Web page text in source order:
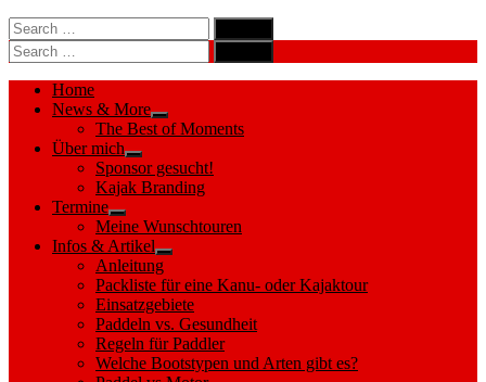
Search
for:
Search
Search
for:
Search
Home
News & More
Show
sub
The Best of Moments
Über mich
Show
sub
menu
Sponsor gesucht!
Kajak Branding
Termine
Show
sub
menu
Meine Wunschtouren
Infos & Artikel
Show
sub
menu
Anleitung
Packliste für eine Kanu- oder Kajaktour
Einsatzgebiete
Paddeln vs. Gesundheit
Regeln für Paddler
Welche Bootstypen und Arten gibt es?